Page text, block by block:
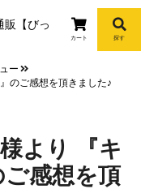
カート 探す
ー
のご感想を頂きました♪
より 『キ
感想を頂